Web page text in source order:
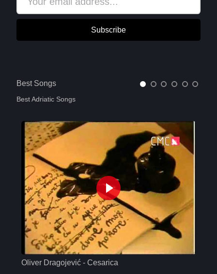
Subscribe
Best Songs
Best Adriatic Songs
Oliver Dragojević - Cesarica